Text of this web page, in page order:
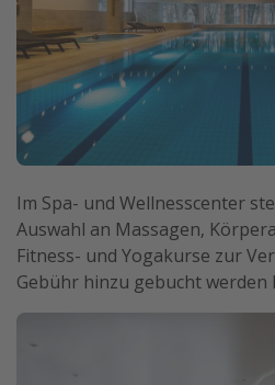
Im Spa- und Wellnesscenter
Auswahl an Massagen,
Fitness- und Yogakurse zur
Gebühr hinzu gebucht werden